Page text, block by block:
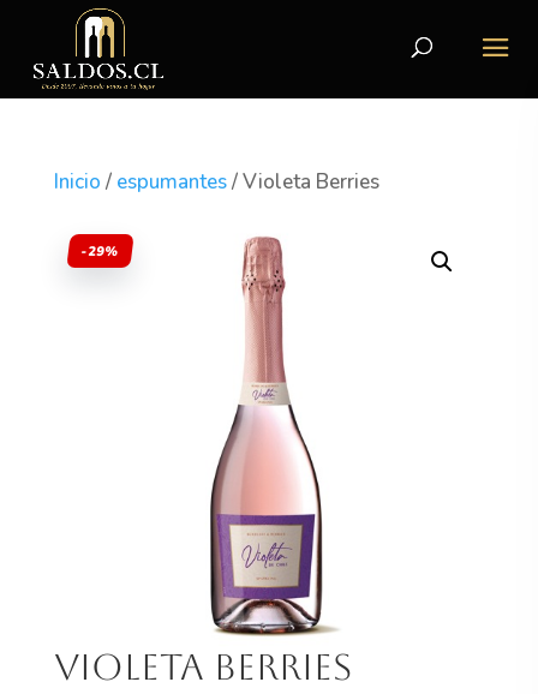
Inicio / espumantes/ Violeta Berries
-29%
Violeta Berries